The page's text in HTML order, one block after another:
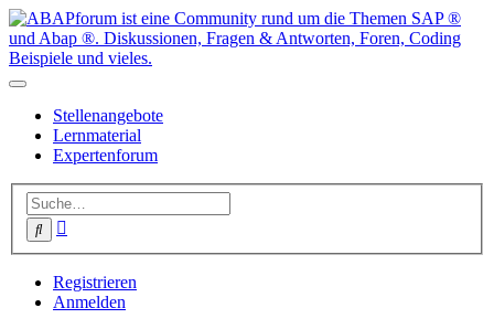
Stellenangebote
Lernmaterial
Expertenforum
Suche
Registrieren
Anmelden